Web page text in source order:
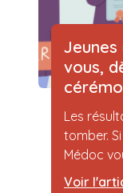
Jeunes
vous,
Les
tomber.
Médoc
Voir